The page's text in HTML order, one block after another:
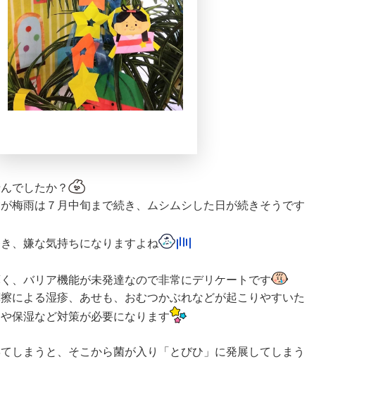
でしたか？
梅雨は７月中旬まで続き、ムシムシした日が続きそうです
、嫌な気持ちになりますよね
、バリア機能が未発達なので非常にデリケートです
による湿疹、あせも、おむつかぶれなどが起こりやすいた
保湿など対策が必要になります
しまうと、そこから菌が入り「とびひ」に発展してしまう